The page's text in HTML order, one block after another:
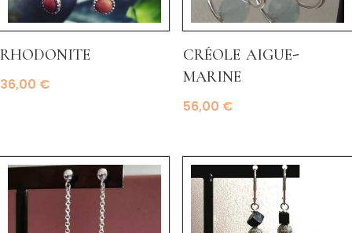
rhodonite
36,00 €
créole aigue-
marine
56,00 €